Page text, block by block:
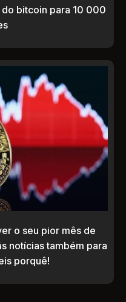
bitcoin para 10 000
o seu pior mês de
notícias também para
porquê!